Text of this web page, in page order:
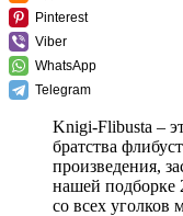
Pinterest
Viber
WhatsApp
Telegram
Knigi-Flibusta –
братства
произведения,
нашей подборке
со всех уголков